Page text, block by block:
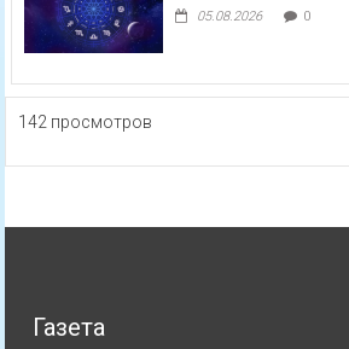
05.08.2026 0
142 просмотров
Газета